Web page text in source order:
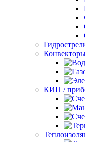
Конвекторы
КИП /